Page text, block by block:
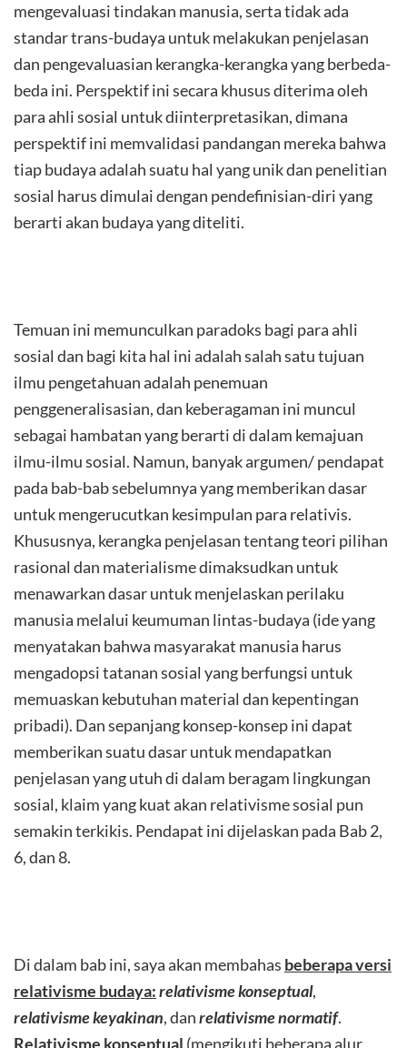
mengevaluasi tindakan manusia, serta tidak ada
standar trans-budaya untuk melakukan penjelasan
dan pengevaluasian kerangka-kerangka yang berbeda-
beda ini. Perspektif ini secara khusus diterima oleh
para ahli sosial untuk diinterpretasikan, dimana
perspektif ini memvalidasi pandangan mereka bahwa
tiap budaya adalah suatu hal yang unik dan penelitian
sosial harus dimulai dengan pendefinisian-diri yang
berarti akan budaya yang diteliti.
Temuan ini memunculkan paradoks bagi para ahli
sosial dan bagi kita hal ini adalah salah satu tujuan
ilmu pengetahuan adalah penemuan
penggeneralisasian, dan keberagaman ini muncul
sebagai hambatan yang berarti di dalam kemajuan
ilmu-ilmu sosial. Namun, banyak argumen/ pendapat
pada bab-bab sebelumnya yang memberikan dasar
untuk mengerucutkan kesimpulan para relativis.
Khususnya, kerangka penjelasan tentang teori pilihan
rasional dan materialisme dimaksudkan untuk
menawarkan dasar untuk menjelaskan perilaku
manusia melalui keumuman lintas-budaya (ide yang
menyatakan bahwa masyarakat manusia harus
mengadopsi tatanan sosial yang berfungsi untuk
memuaskan kebutuhan material dan kepentingan
pribadi). Dan sepanjang konsep-konsep ini dapat
memberikan suatu dasar untuk mendapatkan
penjelasan yang utuh di dalam beragam lingkungan
sosial, klaim yang kuat akan relativisme sosial pun
semakin terkikis. Pendapat ini dijelaskan pada Bab 2,
6, dan 8.
Di dalam bab ini, saya akan membahas beberapa versi
relativisme budaya:relativisme konseptual,
relativisme keyakinan, danrelativisme normatif.
Relativisme konseptual (mengikuti beberapa alur